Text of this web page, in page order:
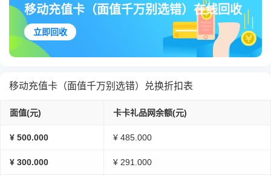
移动充值卡（面值千万别选错）在线回收
立即回收
移动充值卡（面值千万别选错）兑换折扣表
面值(元) 卡卡礼品网余额(元)
¥ 500.000 ¥ 485.000
¥ 300.000 ¥ 291.000